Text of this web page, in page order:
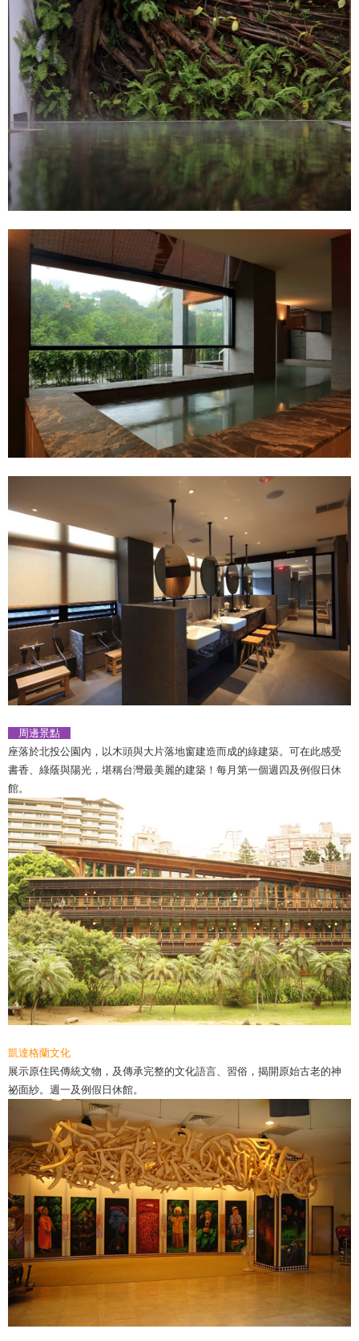
周邊景點
座落於北投公園內，以木頭與大片落地窗建造而成的綠建築。可在此感受
書香、綠蔭與陽光，堪稱台灣最美麗的建築！每月第一個週四及例假日休
館。
凱達格蘭文化
展示原住民傳統文物，及傳承完整的文化語言、習俗，揭開原始古老的神
祕面紗。週一及例假日休館。